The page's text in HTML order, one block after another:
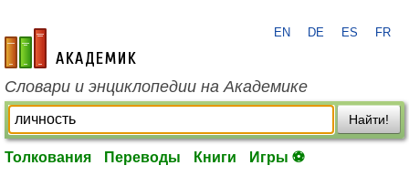
academic.ru
EN DE ES FR
Словари и энциклопедии на Академике
Найти!
Толкования Переводы Книги Игры ⚽